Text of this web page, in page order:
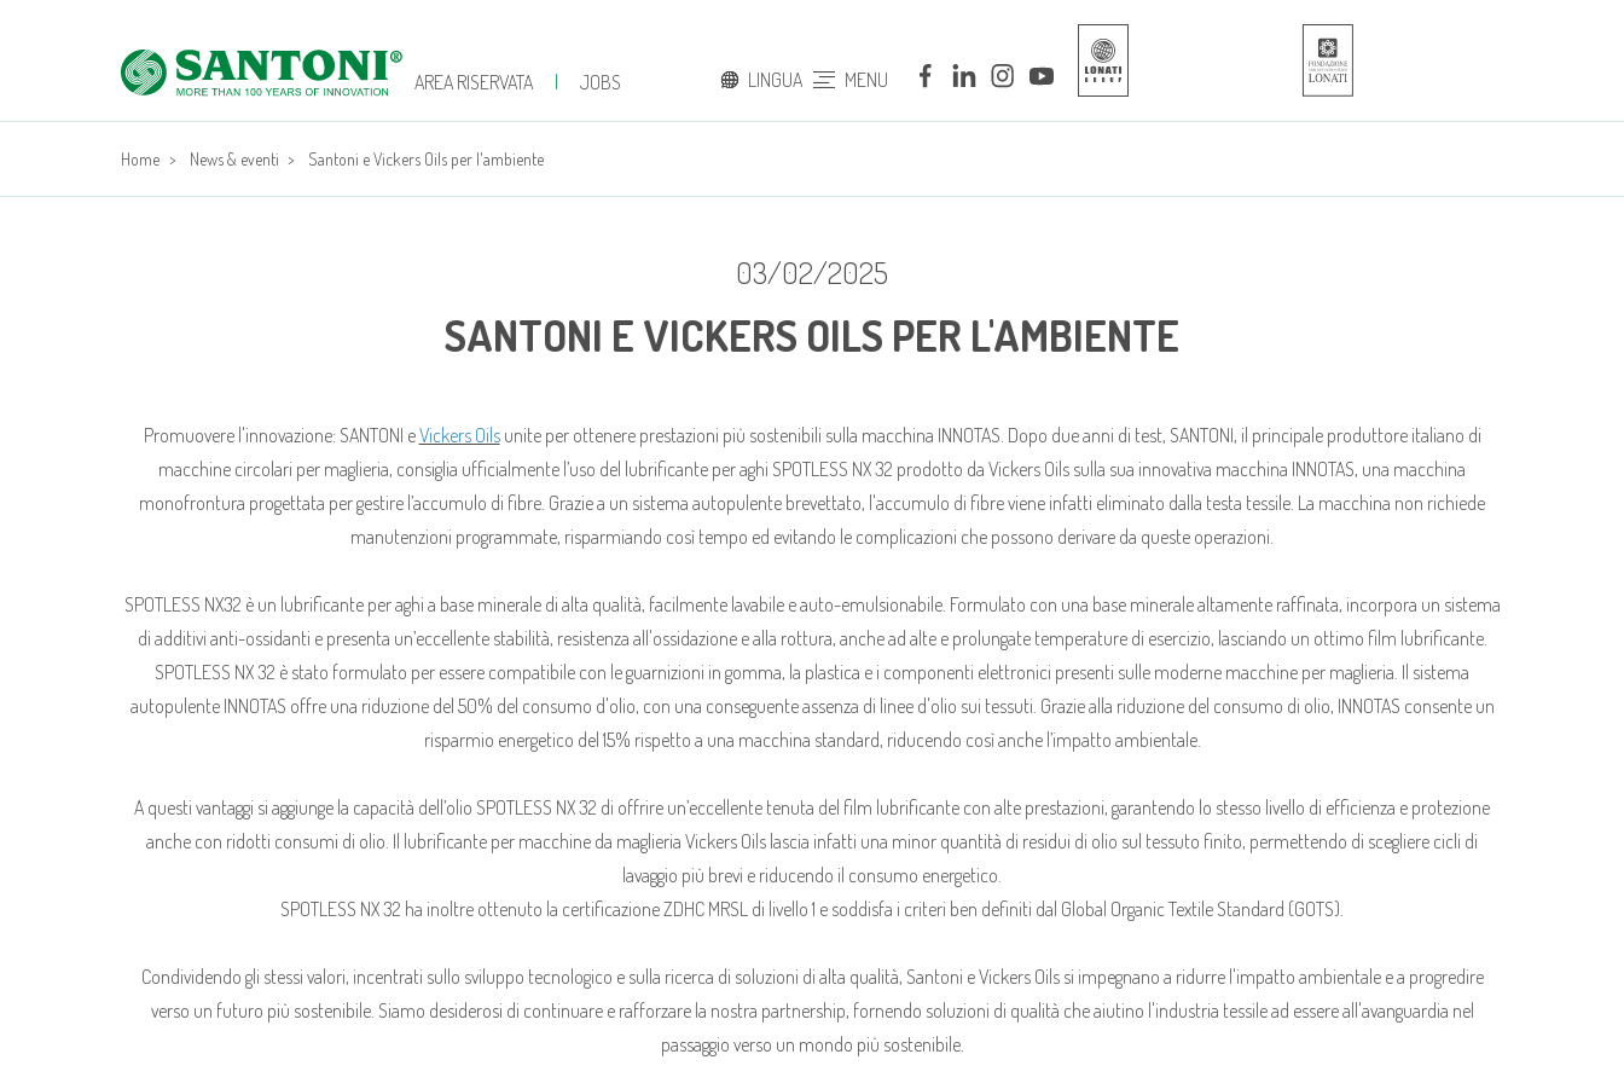
AREA RISERVATA JOBS LINGUA MENU
Home > News & eventi > Santoni e Vickers Oils per l'ambiente
03/02/2025
SANTONI E VICKERS OILS PER L'AMBIENTE
Promuovere l'innovazione: SANTONI eVickers Oilsunite per ottenere prestazioni più sostenibili sulla macchina INNOTAS. Dopo due anni di test, SANTONI, il principale produttore italiano di
macchine circolari per maglieria, consiglia ufficialmente l’uso del lubrificante per aghi SPOTLESS NX 32 prodotto da Vickers Oils sulla sua innovativa macchina INNOTAS, una macchina
monofrontura progettata per gestire l’accumulo di fibre. Grazie a un sistema autopulente brevettato, l'accumulo di fibre viene infatti eliminato dalla testa tessile. La macchina non richiede
manutenzioni programmate, risparmiando così tempo ed evitando le complicazioni che possono derivare da queste operazioni.
SPOTLESS NX32 è un lubrificante per aghi a base minerale di alta qualità, facilmente lavabile e auto-emulsionabile. Formulato con una base minerale altamente raffinata, incorpora un sistema
di additivi anti-ossidanti e presenta un’eccellente stabilità, resistenza all'ossidazione e alla rottura, anche ad alte e prolungate temperature di esercizio, lasciando un ottimo film lubrificante.
SPOTLESS NX 32 è stato formulato per essere compatibile con le guarnizioni in gomma, la plastica e i componenti elettronici presenti sulle moderne macchine per maglieria. Il sistema
autopulente INNOTAS offre una riduzione del 50% del consumo d'olio, con una conseguente assenza di linee d'olio sui tessuti. Grazie alla riduzione del consumo di olio, INNOTAS consente un
risparmio energetico del 15% rispetto a una macchina standard, riducendo così anche l’impatto ambientale.
A questi vantaggi si aggiunge la capacità dell’olio SPOTLESS NX 32 di offrire un’eccellente tenuta del film lubrificante con alte prestazioni, garantendo lo stesso livello di efficienza e protezione
anche con ridotti consumi di olio. Il lubrificante per macchine da maglieria Vickers Oils lascia infatti una minor quantità di residui di olio sul tessuto finito, permettendo di scegliere cicli di
lavaggio più brevi e riducendo il consumo energetico.
SPOTLESS NX 32 ha inoltre ottenuto la certificazione ZDHC MRSL di livello 1 e soddisfa i criteri ben definiti dal Global Organic Textile Standard (GOTS).
Condividendo gli stessi valori, incentrati sullo sviluppo tecnologico e sulla ricerca di soluzioni di alta qualità, Santoni e Vickers Oils si impegnano a ridurre l'impatto ambientale e a progredire
verso un futuro più sostenibile. Siamo desiderosi di continuare e rafforzare la nostra partnership, fornendo soluzioni di qualità che aiutino l'industria tessile ad essere all'avanguardia nel
passaggio verso un mondo più sostenibile.